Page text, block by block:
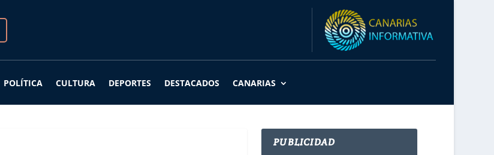
POLÍTICA CULTURA DEPORTES DESTACADOS CANARIAS
PUBLICIDAD